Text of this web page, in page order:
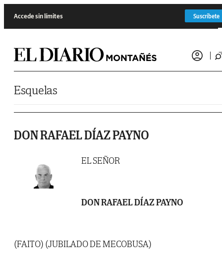
Accede sin límites Suscríbete
Esquelas
DON RAFAEL DÍAZ PAYNO
EL SEÑOR
DON RAFAEL DÍAZ PAYNO
(FAITO) (JUBILADO DE MECOBUSA)